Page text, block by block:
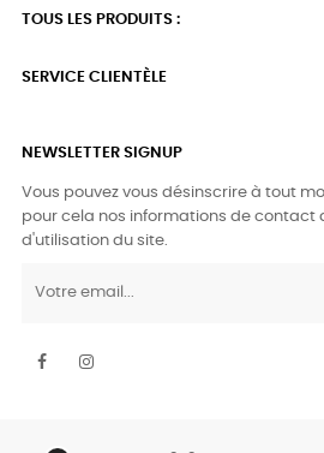
TOUS LES PRODUITS :
SERVICE CLIENTÈLE
NEWSLETTER SIGNUP
Vous pouvez vous désinscrire à tout
pour cela nos informations de contact
d'utilisation du site.
Facebook